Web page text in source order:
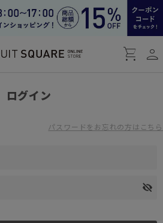
shopping_cart person
ログイン
パスワードをお忘れの方はこちら